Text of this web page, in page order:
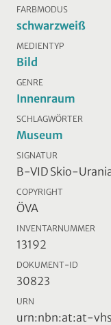
FARBMODUS
schwarzweiß
MEDIENTYP
Bild
GENRE
Innenraum
SCHLAGWÖRTER
Museum
SIGNATUR
B-VID Skio-
COPYRIGHT
ÖVA
INVENTARNUMMER
13192
DOKUMENT-ID
30823
URN
urn:nbn:at:at-